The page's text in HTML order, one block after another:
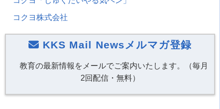
コクヨ株式会社
KKS Mail Newsメルマガ登録
教育の最新情報をメールでご案内いたします。（毎月
2回配信・無料）